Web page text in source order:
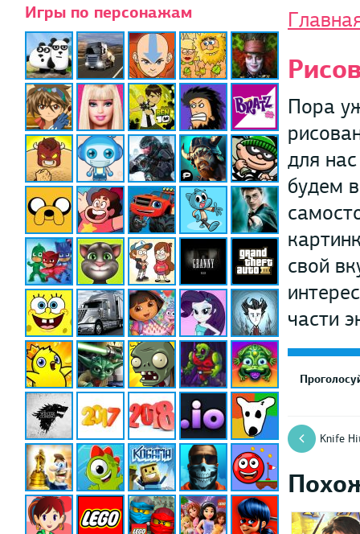
Игры по персонажам
Пора
для
будем
свой
части
Knife